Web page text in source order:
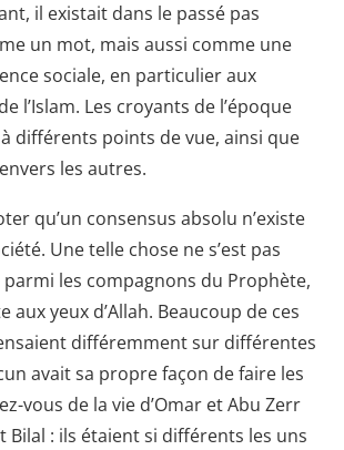
il existait dans le passé pas
un mot, mais aussi comme une
sociale, en particulier aux
l’Islam. Les croyants de l’époque
différents points de vue, ainsi que
les autres.
qu’un consensus absolu n’existe
Une telle chose ne s’est pas
les compagnons du Prophète,
aux yeux d’Allah. Beaucoup de ces
différemment sur différentes
avait sa propre façon de faire les
vous de la vie d’Omar et Abu Zerr
Bilal : ils étaient si différents les uns